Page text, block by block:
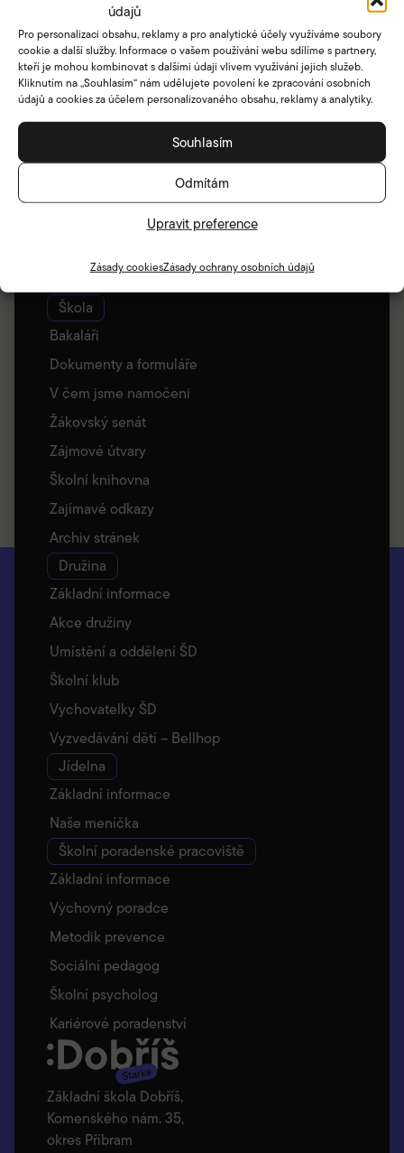
údajů
Pro personalizaci obsahu, reklamy a pro analytické účely využíváme soubory
cookie a další služby. Informace o vašem používání webu sdílíme s partnery,
kteří je mohou kombinovat s dalšími údaji vlivem využívání jejich služeb.
Kliknutím na „Souhlasím“ nám udělujete povolení ke zpracování osobních
údajů a cookies za účelem personalizovaného obsahu, reklamy a analytiky.
Souhlasím
Odmítám
Upravit preference
Zásady cookiesZásady ochrany osobních údajů
Základní škola Dobříš,
Komenského nám. 35,
okres Příbram
Škola
Bakaláři
Dokumenty a formuláře
V čem jsme namočeni
Žákovský senát
Zájmové útvary
Školní knihovna
Zajímavé odkazy
Archiv stránek
Družina
Základní informace
Akce družiny
Umístění a oddělení ŠD
Školní klub
Vychovatelky ŠD
Vyzvedávání dětí – Bellhop
Jídelna
Základní informace
Naše meníčka
Školní poradenské pracoviště
Základní informace
Výchovný poradce
Metodik prevence
Sociální pedagog
Školní psycholog
Kariérové poradenství